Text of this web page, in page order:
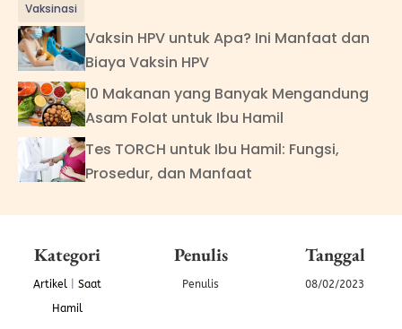
Vaksinasi
Vaksin HPV untuk Apa? Ini Manfaat dan
Biaya Vaksin HPV
10 Makanan yang Banyak Mengandung
Asam Folat untuk Ibu Hamil
Tes TORCH untuk Ibu Hamil: Fungsi,
Prosedur, dan Manfaat
Kategori
Artikel| Saat
Hamil
Penulis
Penulis
Tanggal
08/02/2023